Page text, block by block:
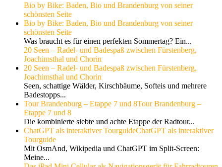
Bio by Bike: Baden, Bio und Brandenburg von seiner
schönsten Seite
Bio by Bike: Baden, Bio und Brandenburg von seiner
schönsten Seite
Was braucht es für einen perfekten Sommertag? Ein...
20 Seen – Radel- und Badespaß zwischen Fürstenberg,
Joachimsthal und Chorin
20 Seen – Radel- und Badespaß zwischen Fürstenberg,
Joachimsthal und Chorin
Seen, schattige Wälder, Kirschbäume, Softeis und mehrere
Badestopps...
Tour Brandenburg – Etappe 7 und 8Tour Brandenburg –
Etappe 7 und 8
Die kombinierte siebte und achte Etappe der Radtour...
ChatGPT als interaktiver TourguideChatGPT als interaktiver
Tourguide
Mit OsmAnd, Wikipedia und ChatGPT im Split-Screen:
Meine...